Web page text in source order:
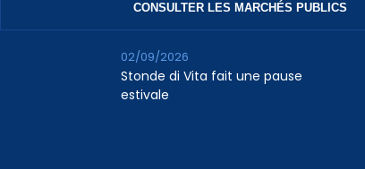
CONSULTER LES MARCHÉS PUBLICS
Stonde di Vita fait une pause
estivale
02/09/2026